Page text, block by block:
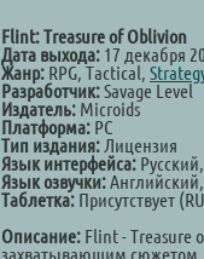
Flint: Treasure of Oblivion
Дата выхода: 17 декабря
Жанр: RPG, Tactical,
Разработчик:Savage Level
Издатель: Microids
Платформа: PC
Тип издания: Лицензия
Язык интерфейса:
Язык озвучки:
Таблетка: Присутствует
Описание: Flint - Treasure
захватывающим сюжетом,